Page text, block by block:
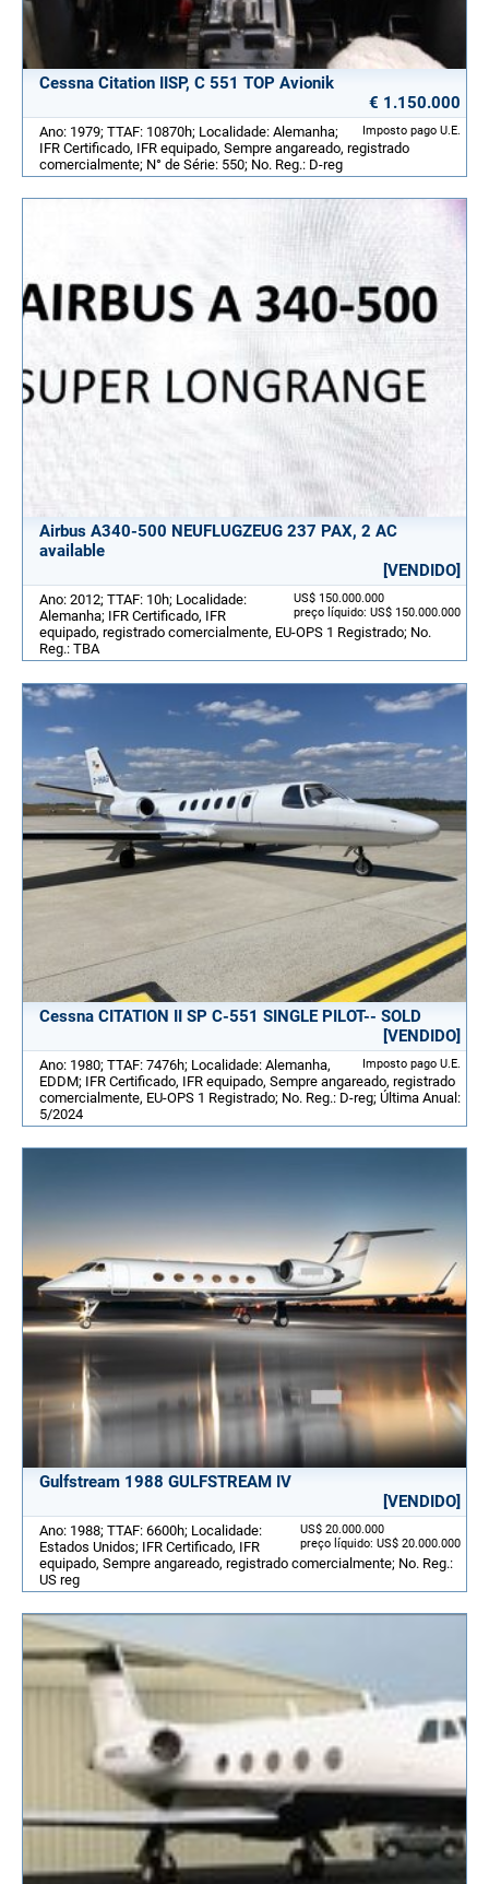
Cessna Citation IISP, C 551 TOP Avionik
€ 1.150.000
Imposto pago U.E.
Ano: 1979; TTAF: 10870h; Localidade: Alemanha;
IFR Certificado, IFR equipado, Sempre angareado, registrado
comercialmente; N° de Série: 550; No. Reg.: D-reg
Airbus A340-500 NEUFLUGZEUG 237 PAX, 2 AC
available
[VENDIDO]
US$ 150.000.000
preço líquido: US$ 150.000.000
Ano: 2012; TTAF: 10h; Localidade:
Alemanha; IFR Certificado, IFR
equipado, registrado comercialmente, EU-OPS 1 Registrado; No.
Reg.: TBA
Cessna CITATION II SP C-551 SINGLE PILOT-- SOLD
[VENDIDO]
Imposto pago U.E.
Ano: 1980; TTAF: 7476h; Localidade: Alemanha,
EDDM; IFR Certificado, IFR equipado, Sempre angareado, registrado
comercialmente, EU-OPS 1 Registrado; No. Reg.: D-reg; Última Anual:
5/2024
Gulfstream 1988 GULFSTREAM IV
[VENDIDO]
US$ 20.000.000
preço líquido: US$ 20.000.000
Ano: 1988; TTAF: 6600h; Localidade:
Estados Unidos; IFR Certificado, IFR
equipado, Sempre angareado, registrado comercialmente; No. Reg.:
US reg